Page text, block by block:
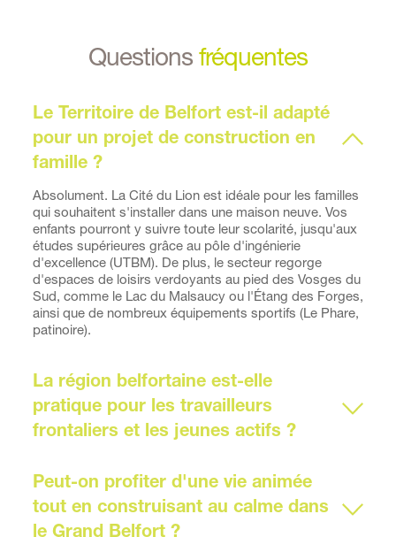
Questions fréquentes
Le Territoire de Belfort est-il adapté
pour un projet de construction en
famille ?
Absolument. La Cité du Lion est idéale pour les familles
qui souhaitent s'installer dans une maison neuve. Vos
enfants pourront y suivre toute leur scolarité, jusqu'aux
études supérieures grâce au pôle d'ingénierie
d'excellence (UTBM). De plus, le secteur regorge
d'espaces de loisirs verdoyants au pied des Vosges du
Sud, comme le Lac du Malsaucy ou l'Étang des Forges,
ainsi que de nombreux équipements sportifs (Le Phare,
patinoire).
La région belfortaine est-elle
pratique pour les travailleurs
frontaliers et les jeunes actifs ?
Belfort. Si vous travaillez en Suisse (Canton du Jura), la
frontière est accessible très rapidement via la RN1019.
Pour les autres déplacements, vous bénéficiez d'un
accès immédiat à l'A36 (vers Mulhouse ou Besançon),
Peut-on profiter d'une vie animée
tout en construisant au calme dans
le Grand Belfort ?